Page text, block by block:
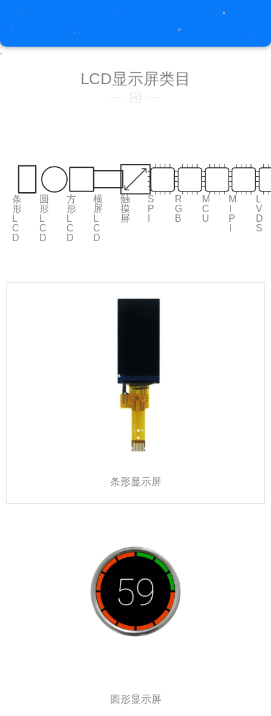
LCD显示屏类目
条
形
L
C
D
圆
形
L
C
D
方
形
L
C
D
横
屏
L
C
D
触
摸
屏
S
P
R
G
B
M
C
U
M
P
L
V
D
S
条形显示屏
圆形显示屏